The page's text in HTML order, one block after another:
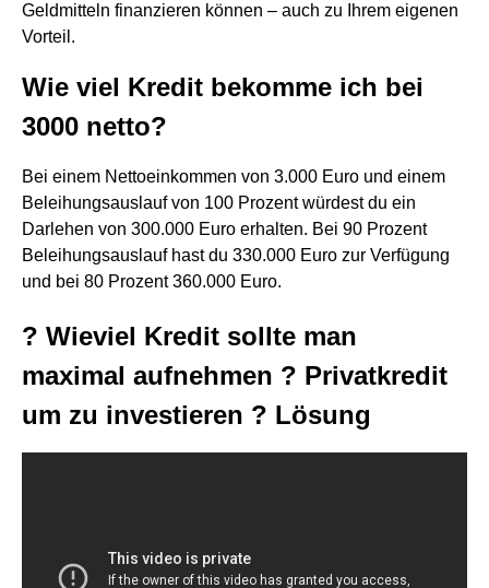
Geldmitteln finanzieren können – auch zu Ihrem eigenen
Vorteil.
Wie viel Kredit bekomme ich bei
3000 netto?
Bei einem Nettoeinkommen von 3.000 Euro und einem
Beleihungsauslauf von 100 Prozent würdest du ein
Darlehen von 300.000 Euro erhalten. Bei 90 Prozent
Beleihungsauslauf hast du 330.000 Euro zur Verfügung
und bei 80 Prozent 360.000 Euro.
? Wieviel Kredit sollte man
maximal aufnehmen ? Privatkredit
um zu investieren ? Lösung